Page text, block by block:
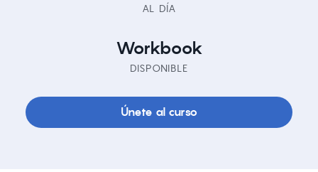
AL DÍA
Workbook
DISPONIBLE
Únete al curso